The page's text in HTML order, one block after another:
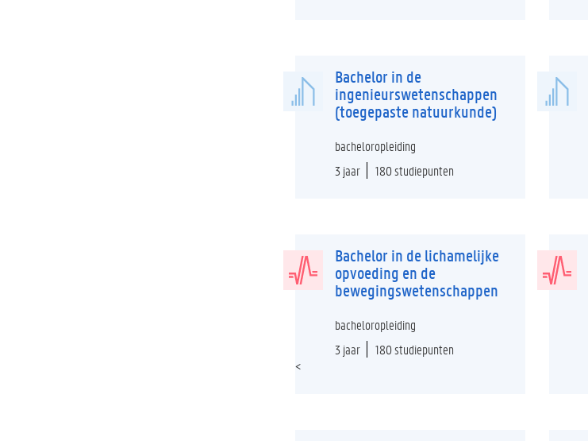
Bachelor in de
ingenieurswetenschappen
(toegepaste natuurkunde)
bacheloropleiding
3 jaar
180 studiepunten
Bachelor in de lichamelijke
opvoeding en de
bewegingswetenschappen
bacheloropleiding
3 jaar
180 studiepunten
<